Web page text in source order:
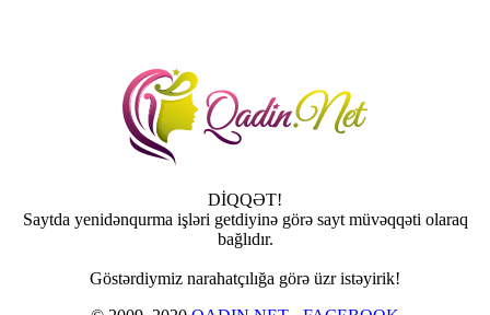
DİQQƏT!
Saytda yenidənqurma işləri getdiyinə görə sayt müvəqqəti olaraq
bağlıdır.
Göstərdiymiz narahatçılığa görə üzr istəyirik!